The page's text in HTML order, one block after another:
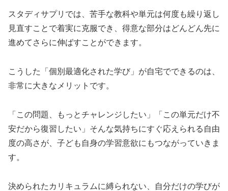
スタディサプリでは、苦手な教科や単元は何度も繰り返し
見直すことで着実に克服でき、得意な部分はどんどん先に
進めてさらに伸ばすことができます。
こうした「個別最適化された学び」が自宅でできるのは、
非常に大きなメリットです。
「この問題、もっとチャレンジしたい」「この単元だけ不
安だから復習したい」そんな気持ちにすぐ応えられる自由
度の高さが、子ども自身の学習意欲にもつながっていきま
す。
決められたカリキュラムに縛られない、自分だけの学びが